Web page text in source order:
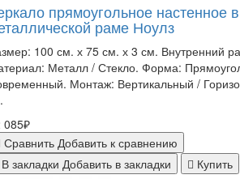
прямоугольное настенное
раме Ноулз
100 см. х 75 см. х 3 см. Внутренний
Металл / Стекло. Форма:
Монтаж: Вертикальный /
085₽
Сравнить Добавить к сравнению
закладки Добавить в закладки Купить